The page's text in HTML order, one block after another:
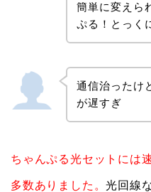
簡単に変えら
ぷる！とっく
通信治ったけ
が遅すぎ
ちゃんぷる光セットには
多数ありました。光回線